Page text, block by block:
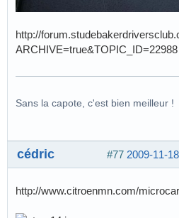
http://
ARCHIVE=true&TOPIC_ID=22988
Sans la capote, c'est bien meilleur !
#77 2009-11-
cédric
http://www.citroenmn.com/